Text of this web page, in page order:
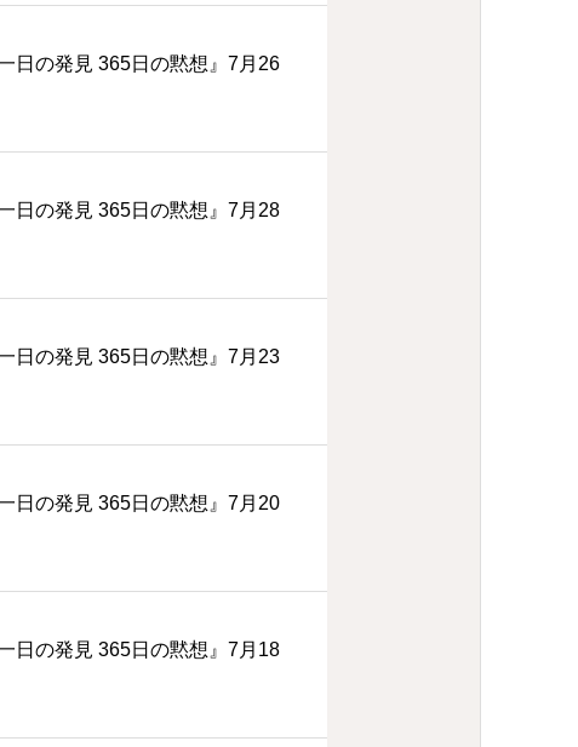
日の発見 365日の黙想』7月26
日の発見 365日の黙想』7月28
日の発見 365日の黙想』7月23
日の発見 365日の黙想』7月20
日の発見 365日の黙想』7月18